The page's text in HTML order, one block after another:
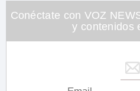
Conéctate con VOZ
y contenidos